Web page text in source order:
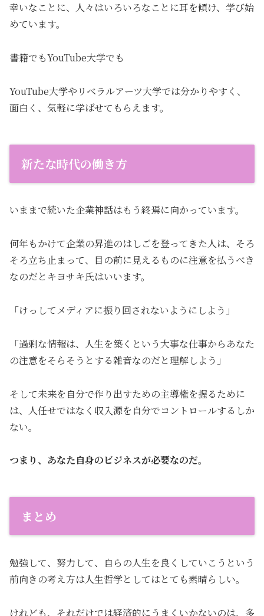
幸いなことに、人々はいろいろなことに耳を傾け、学び始
めています。
書籍でもYouTube大学でも
YouTube大学やリベラルアーツ大学では分かりやすく、
面白く、気軽に学ばせてもらえます。
新たな時代の働き方
いままで続いた企業神話はもう終焉に向かっています。
何年もかけて企業の昇進のはしごを登ってきた人は、そろ
そろ立ち止まって、目の前に見えるものに注意を払うべき
なのだとキヨサキ氏はいいます。
「けっしてメディアに振り回されないようにしよう」
「過剰な情報は、人生を築くという大事な仕事からあなた
の注意をそらそうとする雑音なのだと理解しよう」
そして未来を自分で作り出すための主導権を握るために
は、人任せではなく収入源を自分でコントロールするしか
ない。
つまり、あなた自身のビジネスが必要なのだ。
まとめ
勉強して、努力して、自らの人生を良くしていこうという
前向きの考え方は人生哲学としてはとても素晴らしい。
けれども、それだけでは経済的にうまくいかないのは、多